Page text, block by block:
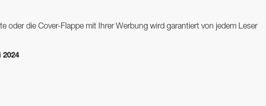
oder die Cover-Flappe mit Ihrer Werbung wird garantiert von jedem Leser